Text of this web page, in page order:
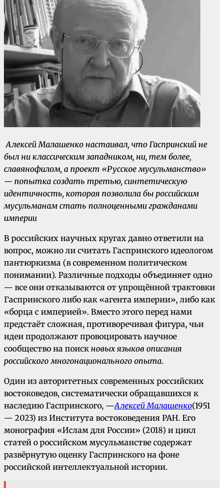
Алексей Малашенко настаивал, что Гаспринский не
был ни классическим западником, ни, тем более,
славянофилом, а проект «Русское мусульманство»
— попытка создать третью, синтетическую
идентичность, которая позволила бы российским
мусульманам стать полноценными гражданами
империи
В российских научных кругах давно ответили на
вопрос, можно ли считать Гаспринского идеологом
пантюркизма (в современном политическом
понимании). Различные подходы объединяет одно
— все они отказываются от упрощённой трактовки
Гаспринского либо как «агента империи», либо как
«борца с империей». Вместо этого перед нами
предстаёт сложная, противоречивая фигура, чьи
идеи продолжают провоцировать научное
сообщество на поиск новых языков описания
российского многонационального опыта.
Один из авторитетных современных российских
востоковедов, систематически обращавшихся к
наследию Гаспринского, —Алексей Малашенко(1951
— 2023) из Института востоковедения РАН. Его
монография «Ислам для России» (2018) и цикл
статей о российском мусульманстве содержат
развёрнутую оценку Гаспринского на фоне
российской интеллектуальной истории.